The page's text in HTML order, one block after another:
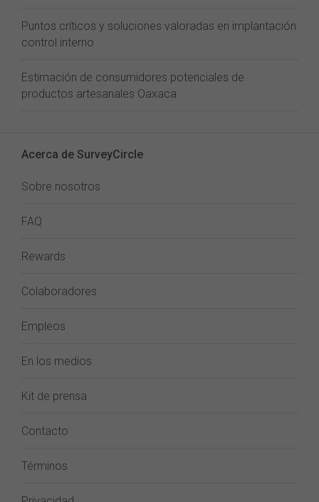
Puntos críticos y soluciones valoradas en implantación
control interno
Estimación de consumidores potenciales de
productos artesanales Oaxaca
Acerca de SurveyCircle
Sobre nosotros
FAQ
Rewards
Colaboradores
Empleos
En los medios
Kit de prensa
Contacto
Términos